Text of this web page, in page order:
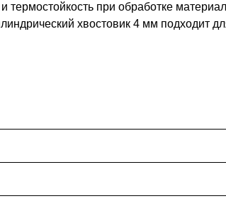
при обработке
хвостовик 4 мм подходит